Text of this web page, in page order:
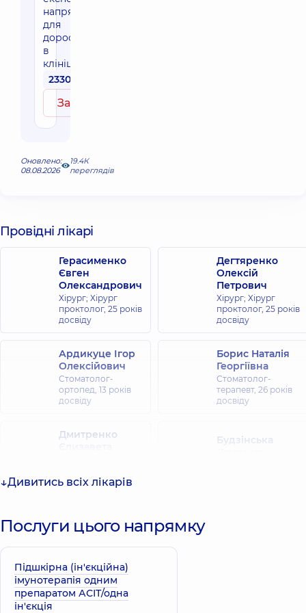
напрямку
для
дорослих
в
клініці
2330 грн
Записатись
Оновлено:
08.08.2026
19.4К
переглядів
Провідні лікарі
Герасименко
Євген
Олександрович
Хірург; Хірург
проктолог, 25 років
досвіду
Дегтяренко
Олексій
Петрович
Хірург; Хірург
проктолог, 25 років
досвіду
Ардикуце Ігор
Олексійович
Стоматолог-
ортопед, 13 років
досвіду
Борис Наталія
Георгіївна
Стоматолог-
терапевт, 26 років
досвіду
Дмитренко
дитячий,20 років
Будзінська
Вишневський
Юрій
Хірург; Хірург
проктолог,24 років
досвіду
Дивитись всіх лікарів
Послуги цього напрямку
Підшкірна (ін'єкційна)
імунотерапія одним
препаратом АСІТ/одна
ін'єкція